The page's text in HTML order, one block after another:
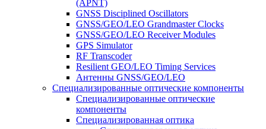
(APNT)
GNSS Disciplined Oscillators
GNSS/GEO/LEO Grandmaster Clocks
GNSS/GEO/LEO Receiver Modules
GPS Simulator
RF Transcoder
Resilient GEO/LEO Timing Services
Антенны GNSS/GEO/LEO
Специализированные оптические компоненты
Специализированные оптические
компоненты
Специализированная оптика